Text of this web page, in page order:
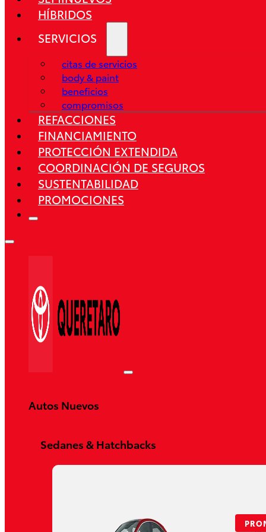
Yaris HB 2026
HÍBRIDOS
SERVICIOS
citas de servicios
body & paint
beneficios
compromisos
REFACCIONES
FINANCIAMIENTO
PROTECCIÓN EXTENDIDA
COORDINACIÓN DE SEGUROS
SUSTENTABILIDAD
PROMOCIONES
Autos Nuevos
Sedanes & Hatchbacks